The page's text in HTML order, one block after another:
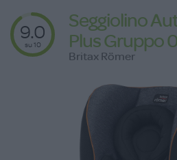
9.0
su 10
Seggiolino
Plus Gruppo
Britax Römer